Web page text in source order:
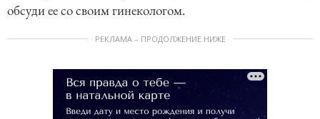
обсуди ее со своим гинекологом.
РЕКЛАМА – ПРОДОЛЖЕНИЕ НИЖЕ